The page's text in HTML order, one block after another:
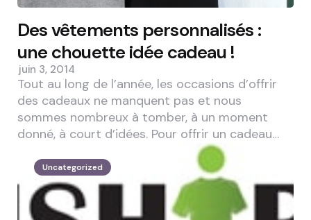
Des vêtements personnalisés :
une chouette idée cadeau !
juin 3, 2014
Tout au long de l’année, les occasions d’offrir
des cadeaux ne manquent pas et nous
sommes nombreux à tomber, à un moment
donné, à court d’idées. Pour offrir un cadeau…
Uncategorized